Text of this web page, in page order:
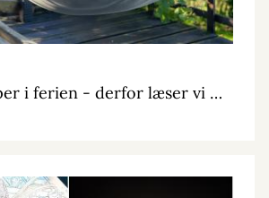
Udlånet topper i ferien - derfor læser vi mere